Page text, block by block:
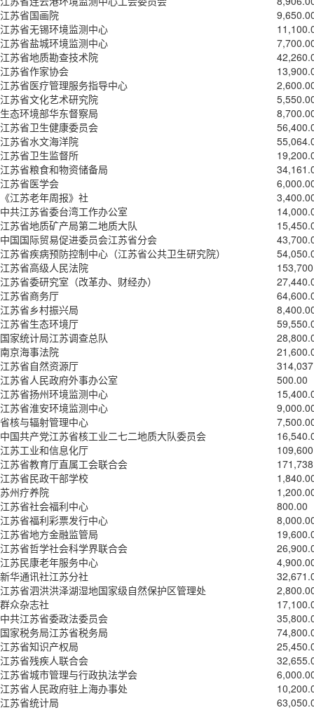
江苏省国画院
江苏省无锡环境监测中心
江苏省盐城环境监测中心
江苏省地质勘查技术院
江苏省作家协会
江苏省医疗管理服务指导中心
江苏省文化艺术研究院
生态环境部华东督察局
江苏省卫生健康委员会
江苏省水文海洋院
江苏省卫生监督所
江苏省粮食和物资储备局
江苏省医学会
《江苏老年周报》社
中共江苏省委台湾工作办公室
江苏省地质矿产局第二地质大队
中国国际贸易促进委员会江苏省分会
江苏省疾病预防控制中心（江苏省公共卫生研究院）
江苏省高级人民法院
江苏省委研究室（改革办、财经办）
江苏省商务厅
江苏省乡村振兴局
江苏省生态环境厅
国家统计局江苏调查总队
南京海事法院
江苏省自然资源厅
江苏省人民政府外事办公室
500.00
江苏省扬州环境监测中心
江苏省淮安环境监测中心
省核与辐射管理中心
中国共产党江苏省核工业二七二地质大队委员会
江苏工业和信息化厅
江苏省教育厅直属工会联合会
江苏省民政干部学校
苏州疗养院
江苏省社会福利中心
800.00
江苏省福利彩票发行中心
江苏省地方金融监管局
江苏省哲学社会科学界联合会
江苏民康老年服务中心
新华通讯社江苏分社
江苏省泗洪洪泽湖湿地国家级自然保护区管理处
群众杂志社
中共江苏省委政法委员会
国家税务局江苏省税务局
江苏省知识产权局
江苏省残疾人联合会
江苏省城市管理与行政执法学会
江苏省人民政府驻上海办事处
江苏省统计局